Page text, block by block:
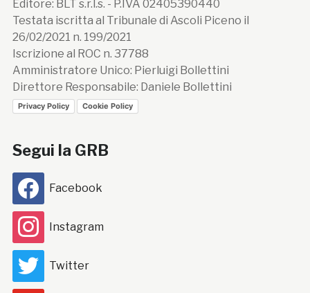
Editore: BLT s.r.l.s. - P.IVA 02405390440
Testata iscritta al Tribunale di Ascoli Piceno il
26/02/2021 n. 199/2021
Iscrizione al ROC n. 37788
Amministratore Unico: Pierluigi Bollettini
Direttore Responsabile: Daniele Bollettini
Privacy Policy Cookie Policy
Segui la GRB
Facebook
Instagram
Twitter